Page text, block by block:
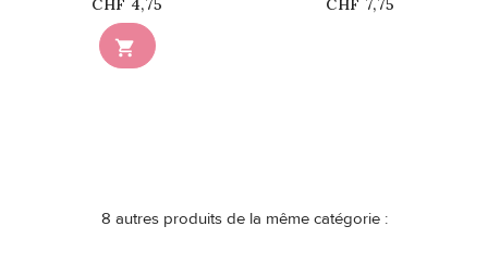

CHF 4,75
CHF 7,75
8 autres produits de la même catégorie :